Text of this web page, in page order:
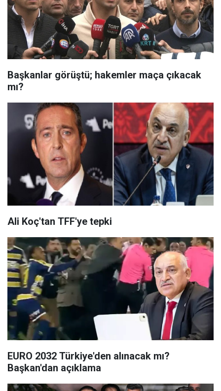
Başkanlar görüştü; hakemler maça çıkacak
mı?
Ali Koç'tan TFF'ye tepki
EURO 2032 Türkiye'den alınacak mı?
Başkan'dan açıklama